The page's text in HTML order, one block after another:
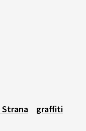
Strana
graffiti